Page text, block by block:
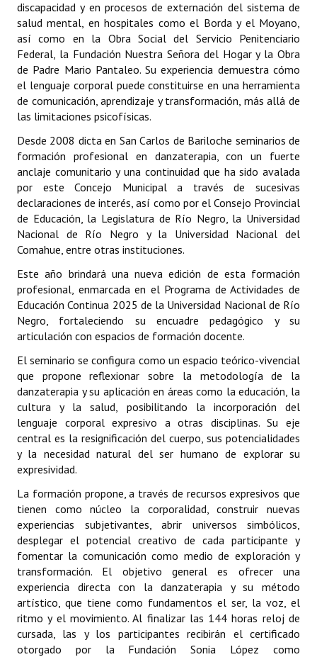
discapacidad y en procesos de externación del sistema de
salud mental, en hospitales como el Borda y el Moyano,
así como en la Obra Social del Servicio Penitenciario
Federal, la Fundación Nuestra Señora del Hogar y la Obra
de Padre Mario Pantaleo. Su experiencia demuestra cómo
el lenguaje corporal puede constituirse en una herramienta
de comunicación, aprendizaje y transformación, más allá de
las limitaciones psicofísicas.
Desde 2008 dicta en San Carlos de Bariloche seminarios de
formación profesional en danzaterapia, con un fuerte
anclaje comunitario y una continuidad que ha sido avalada
por este Concejo Municipal a través de sucesivas
declaraciones de interés, así como por el Consejo Provincial
de Educación, la Legislatura de Río Negro, la Universidad
Nacional de Río Negro y la Universidad Nacional del
Comahue, entre otras instituciones.
Este año brindará una nueva edición de esta formación
profesional, enmarcada en el Programa de Actividades de
Educación Continua 2025 de la Universidad Nacional de Río
Negro, fortaleciendo su encuadre pedagógico y su
articulación con espacios de formación docente.
El seminario se configura como un espacio teórico-vivencial
que propone reflexionar sobre la metodología de la
danzaterapia y su aplicación en áreas como la educación, la
cultura y la salud, posibilitando la incorporación del
lenguaje corporal expresivo a otras disciplinas. Su eje
central es la resignificación del cuerpo, sus potencialidades
y la necesidad natural del ser humano de explorar su
expresividad.
La formación propone, a través de recursos expresivos que
tienen como núcleo la corporalidad, construir nuevas
experiencias subjetivantes, abrir universos simbólicos,
desplegar el potencial creativo de cada participante y
fomentar la comunicación como medio de exploración y
transformación. El objetivo general es ofrecer una
experiencia directa con la danzaterapia y su método
artístico, que tiene como fundamentos el ser, la voz, el
ritmo y el movimiento. Al finalizar las 144 horas reloj de
cursada, las y los participantes recibirán el certificado
otorgado por la Fundación Sonia López como